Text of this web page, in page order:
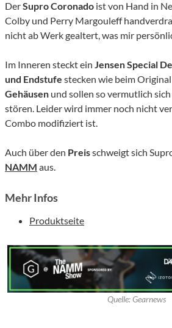
DerSupro Coronado ist von Hand in
Colby und Perry Margouleff
nicht ab Werk gealtert, was mir
Im Inneren steckt ein Jensen Special
und Endstufe stecken wie beim
Gehäusen und sollen so vermutlich
stören. Leider wird immer noch nicht
Combo modifiziert ist.
Auch über den Preisschweigt sich
NAMM aus.
Mehr Infos
Produktseite
Quelle: Gearnews